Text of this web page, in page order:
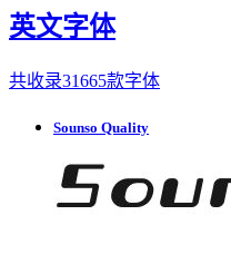
英文字体
共收录31665款字体
Sounso Quality